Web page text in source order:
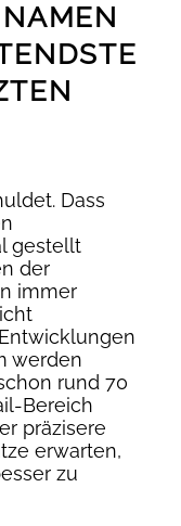
Dass
gestellt
der
immer
werden
rund 70
Bereich
präzisere
erwarten,
zu